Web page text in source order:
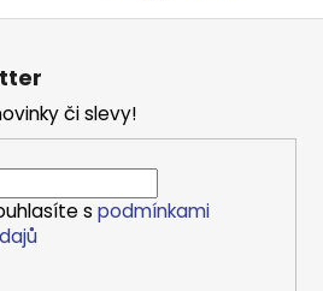
ý
p
i
s
u
či slevy!
s podmínkami